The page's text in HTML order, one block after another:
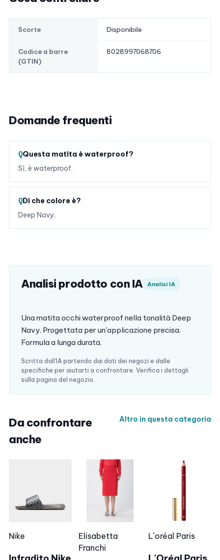
Scorte Disponibile
Codice a barre
(GTIN)
8028997068706
Domande frequenti
Questa matita è waterproof?
Sì, è waterproof.
Di che colore è?
Deep Navy.
Analisi prodotto con IA Analisi IA
Una matita occhi waterproof nella tonalità Deep
Navy. Progettata per un'applicazione precisa.
Formula a lunga durata.
Scritta dall'IA partendo dai dati dei negozi e dalle
specifiche per aiutarti a confrontare. Verifica i dettagli
sulla pagina del negozio.
Da confrontare
anche
Altro in questa categoria
Nike
Elisabetta
Franchi
L´oréal Paris